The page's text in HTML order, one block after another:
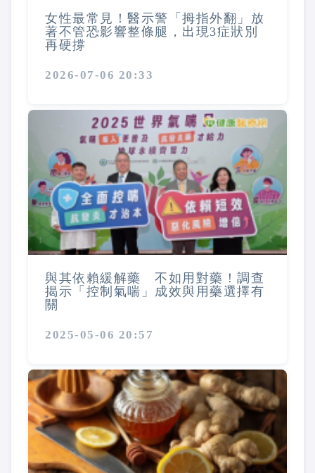
女性最常見！醫示警「拇指外翻」放
著不管恐影響整條腿，出現3症狀別
再硬撐
2026-07-06 20:33
與其依賴緩解藥 不如用對藥！調查
揭示「控制氣喘」成效與用藥選擇有
關
2025-05-06 20:57